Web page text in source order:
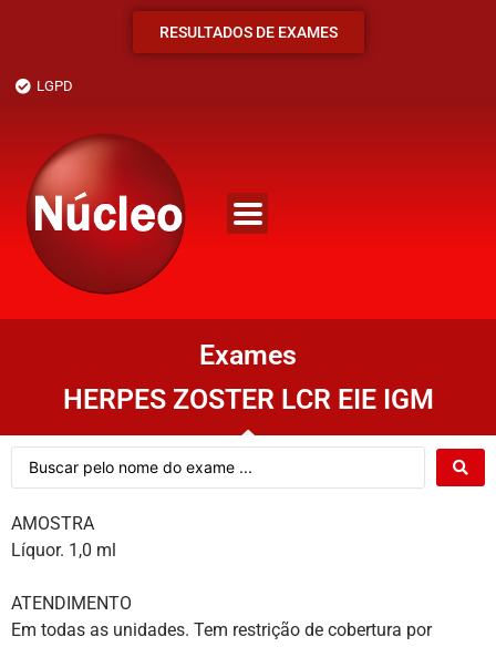
RESULTADOS DE EXAMES
LGPD
Exames
HERPES ZOSTER LCR EIE IGM
AMOSTRA
Líquor. 1,0 ml
ATENDIMENTO
Em todas as unidades. Tem restrição de cobertura por